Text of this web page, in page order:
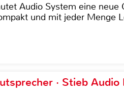
Audio System eine neue
und mit jeder Menge
· Stieb Audio